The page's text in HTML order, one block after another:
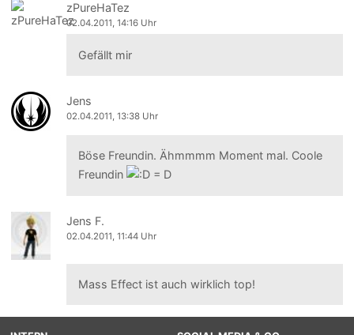
zPureHaTez
02.04.2011, 14:16 Uhr
Gefällt mir
Jens
02.04.2011, 13:38 Uhr
Böse Freundin. Ähmmmm Moment mal. Coole
Freundin
Jens F.
02.04.2011, 11:44 Uhr
Mass Effect ist auch wirklich top!